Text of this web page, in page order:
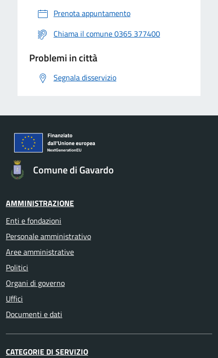
Prenota appuntamento
Chiama il comune 0365 377400
Problemi in città
Segnala disservizio
Comune di Gavardo
AMMINISTRAZIONE
Enti e fondazioni
Personale amministrativo
Aree amministrative
Politici
Organi di governo
Uffici
Documenti e dati
CATEGORIE DI SERVIZIO